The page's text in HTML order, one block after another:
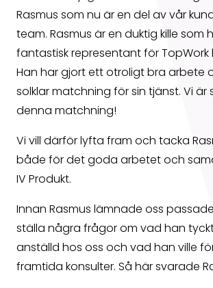
Rasmus som nu är en del av vår
team. Rasmus är en duktig kille som
fantastisk representant för TopWork
Han har gjort ett otroligt bra arbete
solklar matchning för sin tjänst. Vi är
denna matchning!
Vi vill därför lyfta fram och tacka
både för det goda arbetet och
IV Produkt.
Innan Rasmus lämnade oss
ställa några frågor om vad han
anställd hos oss och vad han ville
framtida konsulter. Så här svarade